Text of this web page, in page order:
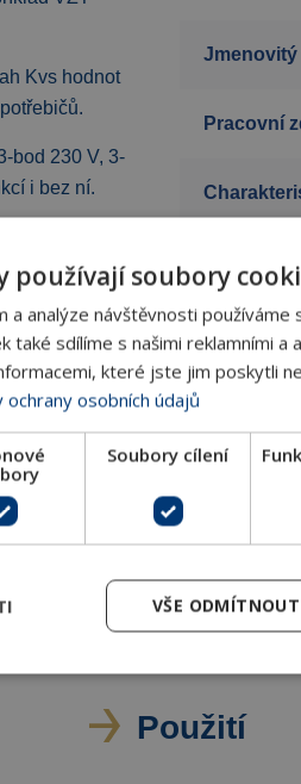
Kvs hodnot
bod 230 V, 3-
i bez ní.
Jmenovitý
Pracovní
Max.
Min.
Materiál
Použití
používají soubory
a analýze návštěvnosti
také sdílíme s našimi reklamními
které jste jim poskytli
ochrany osobních údajů
Soubory cílení
VŠE ODMÍTNOUT